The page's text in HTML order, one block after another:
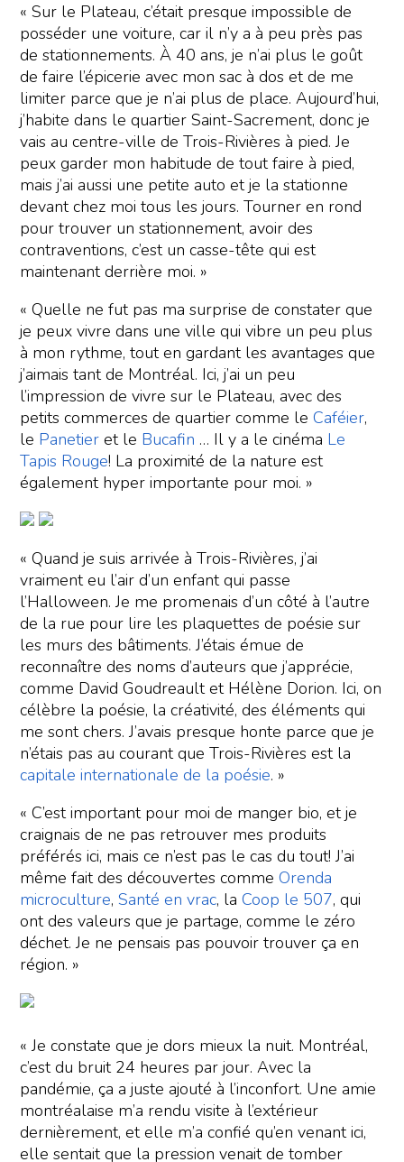
« Sur le Plateau, c’était presque impossible de
posséder une voiture, car il n’y a à peu près pas
de stationnements. À 40 ans, je n’ai plus le goût
de faire l’épicerie avec mon sac à dos et de me
limiter parce que je n’ai plus de place. Aujourd’hui,
j’habite dans le quartier Saint-Sacrement, donc je
vais au centre-ville de Trois-Rivières à pied. Je
peux garder mon habitude de tout faire à pied,
mais j’ai aussi une petite auto et je la stationne
devant chez moi tous les jours. Tourner en rond
pour trouver un stationnement, avoir des
contraventions, c’est un casse-tête qui est
maintenant derrière moi. »
« Quelle ne fut pas ma surprise de constater que
je peux vivre dans une ville qui vibre un peu plus
à mon rythme, tout en gardant les avantages que
j’aimais tant de Montréal. Ici, j’ai un peu
l’impression de vivre sur le Plateau, avec des
petits commerces de quartier comme leCaféier,
le Panetier et le Bucafin … Il y a le cinéma Le
Tapis Rouge! La proximité de la nature est
également hyper importante pour moi. »
« Quand je suis arrivée à Trois-Rivières, j’ai
vraiment eu l’air d’un enfant qui passe
l’Halloween. Je me promenais d’un côté à l’autre
de la rue pour lire les plaquettes de poésie sur
les murs des bâtiments. J’étais émue de
reconnaître des noms d’auteurs que j’apprécie,
comme David Goudreault et Hélène Dorion. Ici, on
célèbre la poésie, la créativité, des éléments qui
me sont chers. J’avais presque honte parce que je
n’étais pas au courant que Trois-Rivières est la
capitale internationale de la poésie. »
« C’est important pour moi de manger bio, et je
craignais de ne pas retrouver mes produits
préférés ici, mais ce n’est pas le cas du tout! J’ai
même fait des découvertes commeOrenda
microculture,Santé en vrac, laCoop le 507, qui
ont des valeurs que je partage, comme le zéro
déchet. Je ne pensais pas pouvoir trouver ça en
région. »
« Je constate que je dors mieux la nuit. Montréal,
c’est du bruit 24 heures par jour. Avec la
pandémie, ça a juste ajouté à l’inconfort. Une amie
montréalaise m’a rendu visite à l’extérieur
dernièrement, et elle m’a confié qu’en venant ici,
elle sentait que la pression venait de tomber